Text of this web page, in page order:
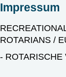
Impressum
ROTARIANS /
- ROTARISCHE